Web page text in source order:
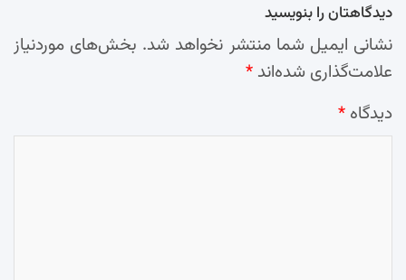
دیدگاهتان را بنویسید
نشانی ایمیل شما منتشر نخواهد شد. بخش‌های موردنیاز
علامت‌گذاری شده‌اند *
دیدگاه *